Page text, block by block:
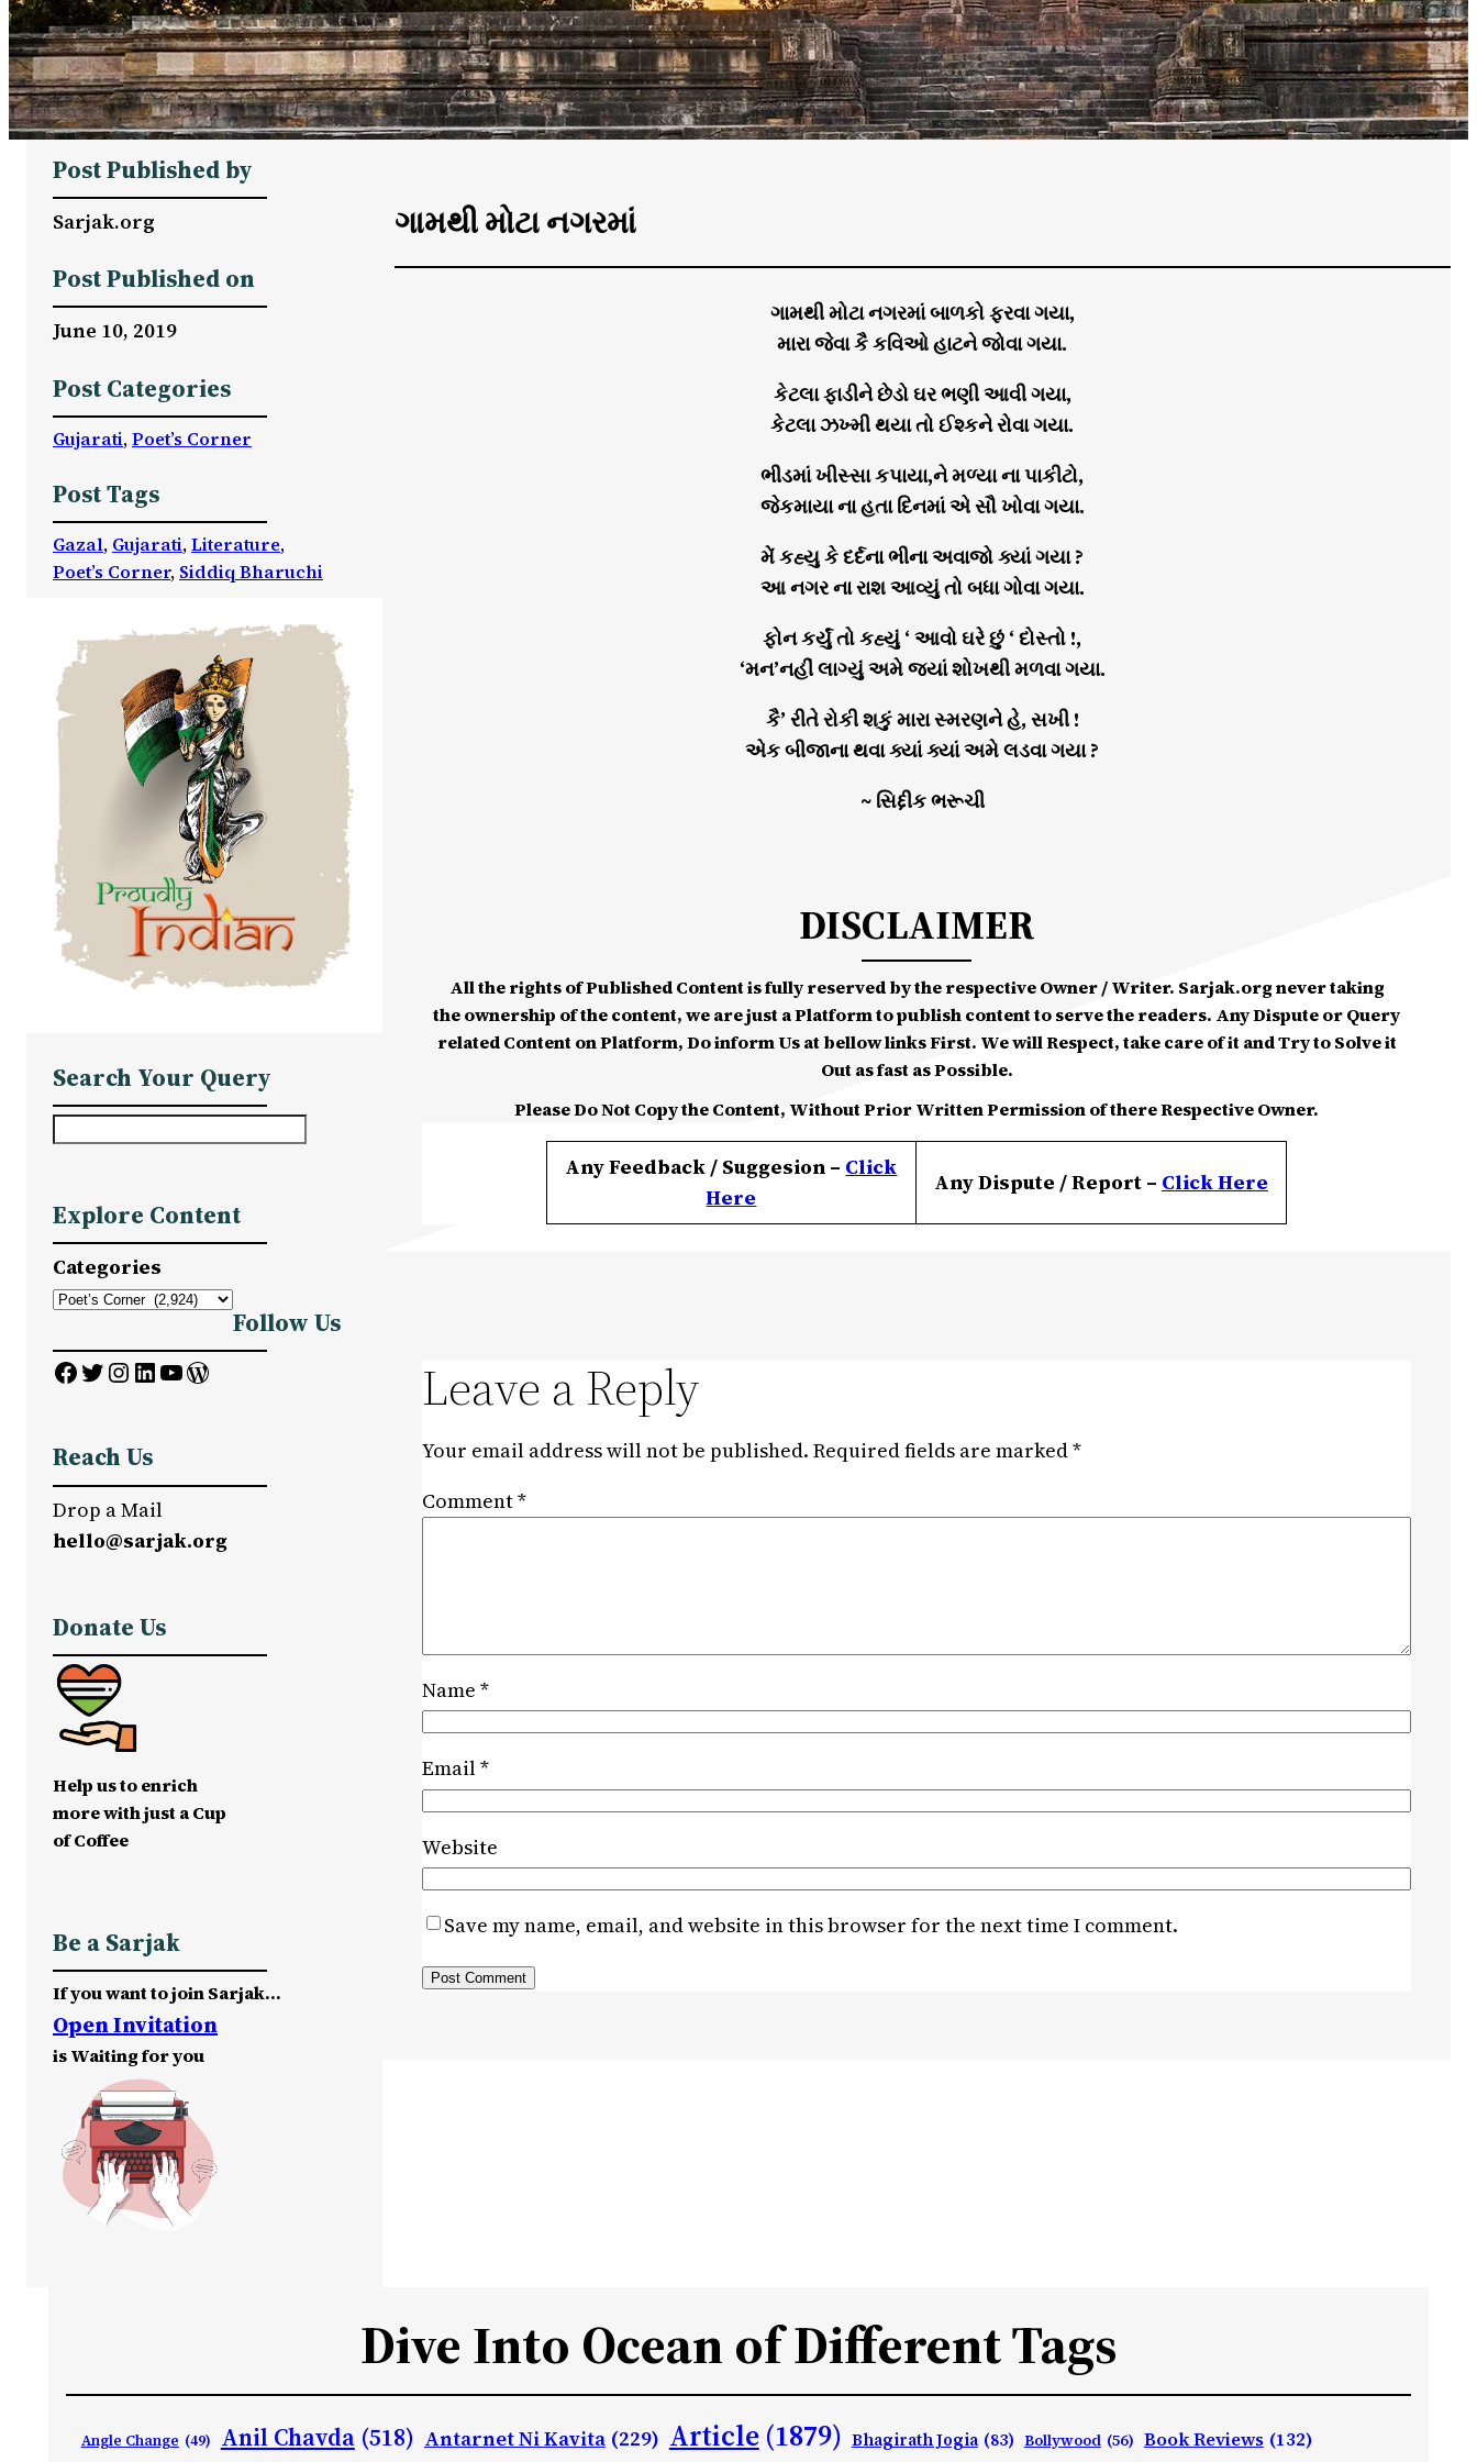
Post Published by
Sarjak.org
Post Published on
June 10, 2019
Post Categories
Gujarati, Poet’s Corner
Post Tags
Gazal, Gujarati, Literature
Poet’s Corner, Siddiq Bharuchi
Search Your Query
r
c
h
Explore Content
Categories
Follow Us
Facebook Twitter InstagramLinkedIn YouTube WordPress
Reach Us
Drop a Mail
hello@sarjak.org
Donate Us
Help us to enrich
more with just a Cup
of Coffee
Be a Sarjak
If you want to join Sarjak…
Open Invitation
is Waiting for you
ગામથી મોટા નગરમાં
ગામથી મોટા નગરમાં બાળકો ફરવા ગયા,
મારા જેવા કૈ કવિઓ હાટને જોવા ગયા.
કેટલા ફાડીને છેડો ઘર ભણી આવી ગયા,
કેટલા ઝખ્મી થયા તો ઈશ્કને રોવા ગયા.
ભીડમાં ખીસ્સા કપાયા,ને મળ્યા ના પાકીટો,
જેકમાયા ના હતા દિનમાં એ સૌ ખોવા ગયા.
મેં કહ્યુ કે દર્દના ભીના અવાજો ક્યાં ગયા ?
આ નગર ના રાશ આવ્યું તો બધા ગોવા ગયા.
ફોન કર્યું તો કહ્યું ‘ આવો ઘરે છું ‘ દોસ્તો !,
‘મન’નહીં લાગ્યું અમે જ્યાં શોખથી મળવા ગયા.
કૈ’ રીતે રોકી શકું મારા સ્મરણને હે, સખી !
એક બીજાના થવા ક્યાં ક્યાં અમે લડવા ગયા ?
~ સિદ્દીક ભરૂચી
DISCLAIMER
All the rights of Published Content is fully reserved by the respective Owner / Writer. Sarjak.org never taking
the ownership of the content, we are just a Platform to publish content to serve the readers. Any Dispute or Query
related Content on Platform, Do inform Us at bellow links First. We will Respect, take care of it and Try to Solve it
Out as fast as Possible.
Please Do Not Copy the Content, Without Prior Written Permission of there Respective Owner.
Any Feedback / Suggesion – Click
Here
Any Dispute / Report – ClickHere
Leave a Reply
Your email address will not be published. Required fields are marked*
Comment*
Name *
Email*
Website
Save my name, email, and website in this browser for the next time I comment.
Dive Into Ocean of Different Tags
Angle Change (49) Anil Chavda (518) Antarnet Ni Kavita (229) Article (1879) Bhagirath Jogia (83) Bollywood (56) Book Reviews (132)